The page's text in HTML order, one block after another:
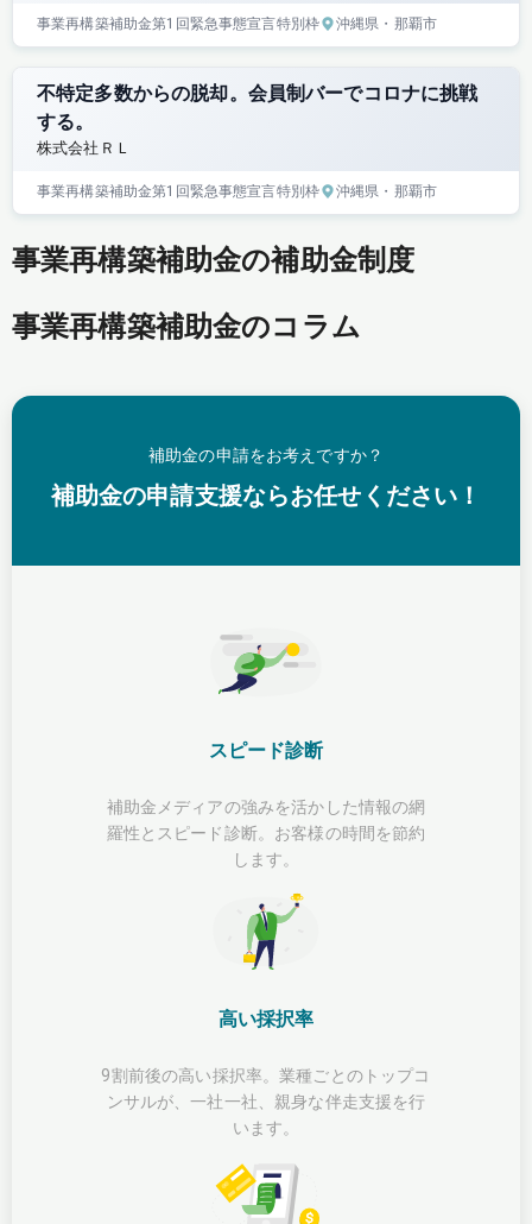
事業再構築補助金第1回緊急事態宣言特別枠 沖縄県 ・那覇市
不特定多数からの脱却。会員制バーでコロナに挑戦
する。
株式会社ＲＬ
事業再構築補助金第1回緊急事態宣言特別枠 沖縄県 ・那覇市
事業再構築補助金の補助金制度
事業再構築補助金のコラム
補助金の申請をお考えですか？
補助金の申請支援ならお任せください！
スピード診断
補助金メディアの強みを活かした情報の網
羅性とスピード診断。お客様の時間を節約
します。
高い採択率
9割前後の高い採択率。業種ごとのトップコ
ンサルが、一社一社、親身な伴走支援を行
います。